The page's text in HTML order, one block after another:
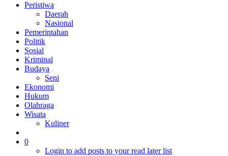
Peristiwa
Daerah
Nasional
Pemerintahan
Politik
Sosial
Kriminal
Budaya
Seni
Ekonomi
Hukum
Olahraga
Wisata
Kuliner
0
Login to add posts to your read later list